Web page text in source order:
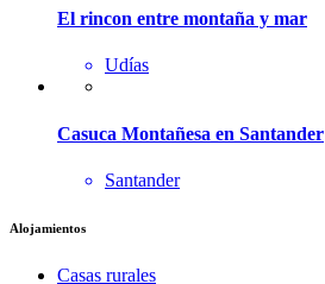
El rincon entre montaña y mar
Udías
Casuca Montañesa en Santander
Santander
Alojamientos
Casas rurales